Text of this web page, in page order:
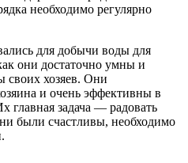
необходимо регулярно
для добычи воды для
они достаточно умны и
своих хозяев. Они
и очень эффективны в
главная задача — радовать
были счастливы, необходимо